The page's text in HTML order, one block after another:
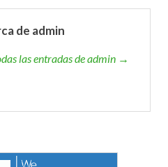
de admin
las entradas de admin →